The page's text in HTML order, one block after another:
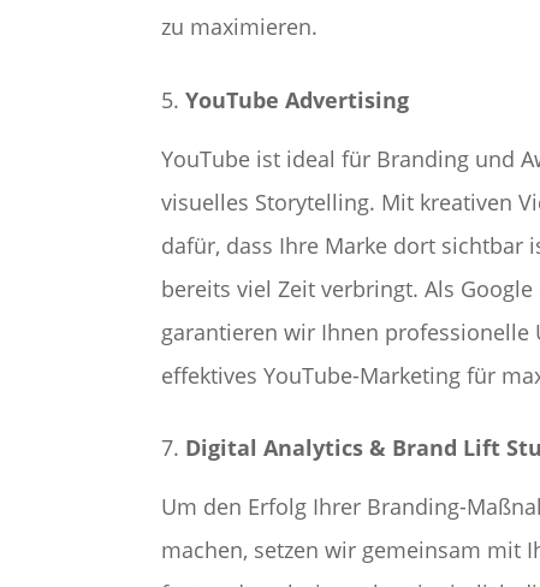
zu maximieren.
YouTube Advertising
YouTube ist ideal für Branding und
visuelles Storytelling. Mit kreativen
dafür, dass Ihre Marke dort sichtbar
bereits viel Zeit verbringt. Als
garantieren wir Ihnen professionelle
effektives YouTube-Marketing für
Digital Analytics & Brand Lift
Um den Erfolg Ihrer Branding-
machen, setzen wir gemeinsam mit